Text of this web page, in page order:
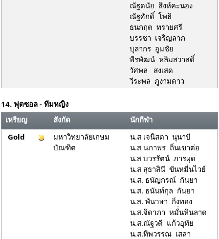
ณัฐดนัย สิงห์คะนอง
ณัฐศักดิ์ โพธิ
ธนกฤต ทรายศรี
บรรชา เจริญลาภ
บุลากร อูมชัย
พีรพัฒน์ หลิมสวาสดิ์
วัศพล สงเสด
วีระพล ภูงามดาว
14. ฟุตซอล - ทีมหญิง
เหรียญ
สังกัด
นักกีฬา
Gold
มหาวิทยาลัยเกษม
บัณฑิต
น.ส เจนิสตา นุนาบี
น.ส นภาพร ถิ่นเขาต่อ
น.ส บวรรัตน์ ภารผุด
น.ส สุธาสินี ขันหมื่นไวย์
น.ส. ธนัญกรณ์ กันยา
น.ส. ธนันท์กุล กันยา
น.ส. พันวษา กิ่งทอง
น.ส.จิดาภา หมั่่นหินลาด
น.ส.ณัฐวดี แก้วอุทัย
น.ส.ทิพวรรณ เสลา